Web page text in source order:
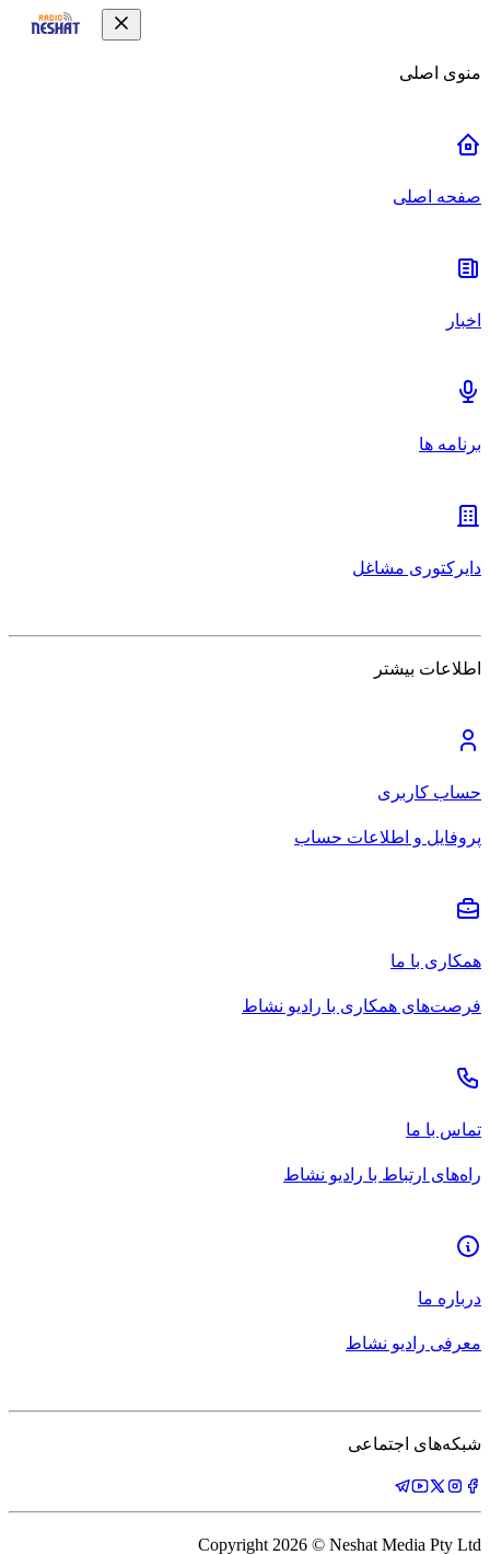
منوی اصلی
صفحه اصلی
اخبار
برنامه ها
دایرکتوری مشاغل
اطلاعات بیشتر
حساب کاربری
پروفایل و اطلاعات حساب
همکاری با ما
فرصت‌های همکاری با رادیو نشاط
تماس با ما
راه‌های ارتباط با رادیو نشاط
درباره ما
معرفی رادیو نشاط
شبکه‌های اجتماعی
Copyright 2026 © Neshat Media Pty Ltd